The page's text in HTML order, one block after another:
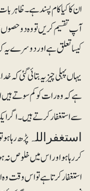
ان کا کیا کام پسند ہے۔ ظاہر
آپ تقسیم کریں تو وہ دو
کیسا تعلق ہے اور دوسرے یہ
یہاں پہلی چیز یہ بتائی گئی
ہے کہ وہ رات کو کم سوتے ہیں
سے استغفار کرتے ہیں۔ اگر
استغفراللہ پڑھ رہا
کررہا ہو اور اس میں خلوص
استغفار کرتا ہے تو اس وقت